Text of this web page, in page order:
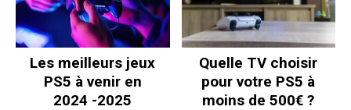
Les meilleurs jeux
PS5 à venir en
2024 -2025
Quelle TV choisir
pour votre PS5 à
moins de 500€ ?